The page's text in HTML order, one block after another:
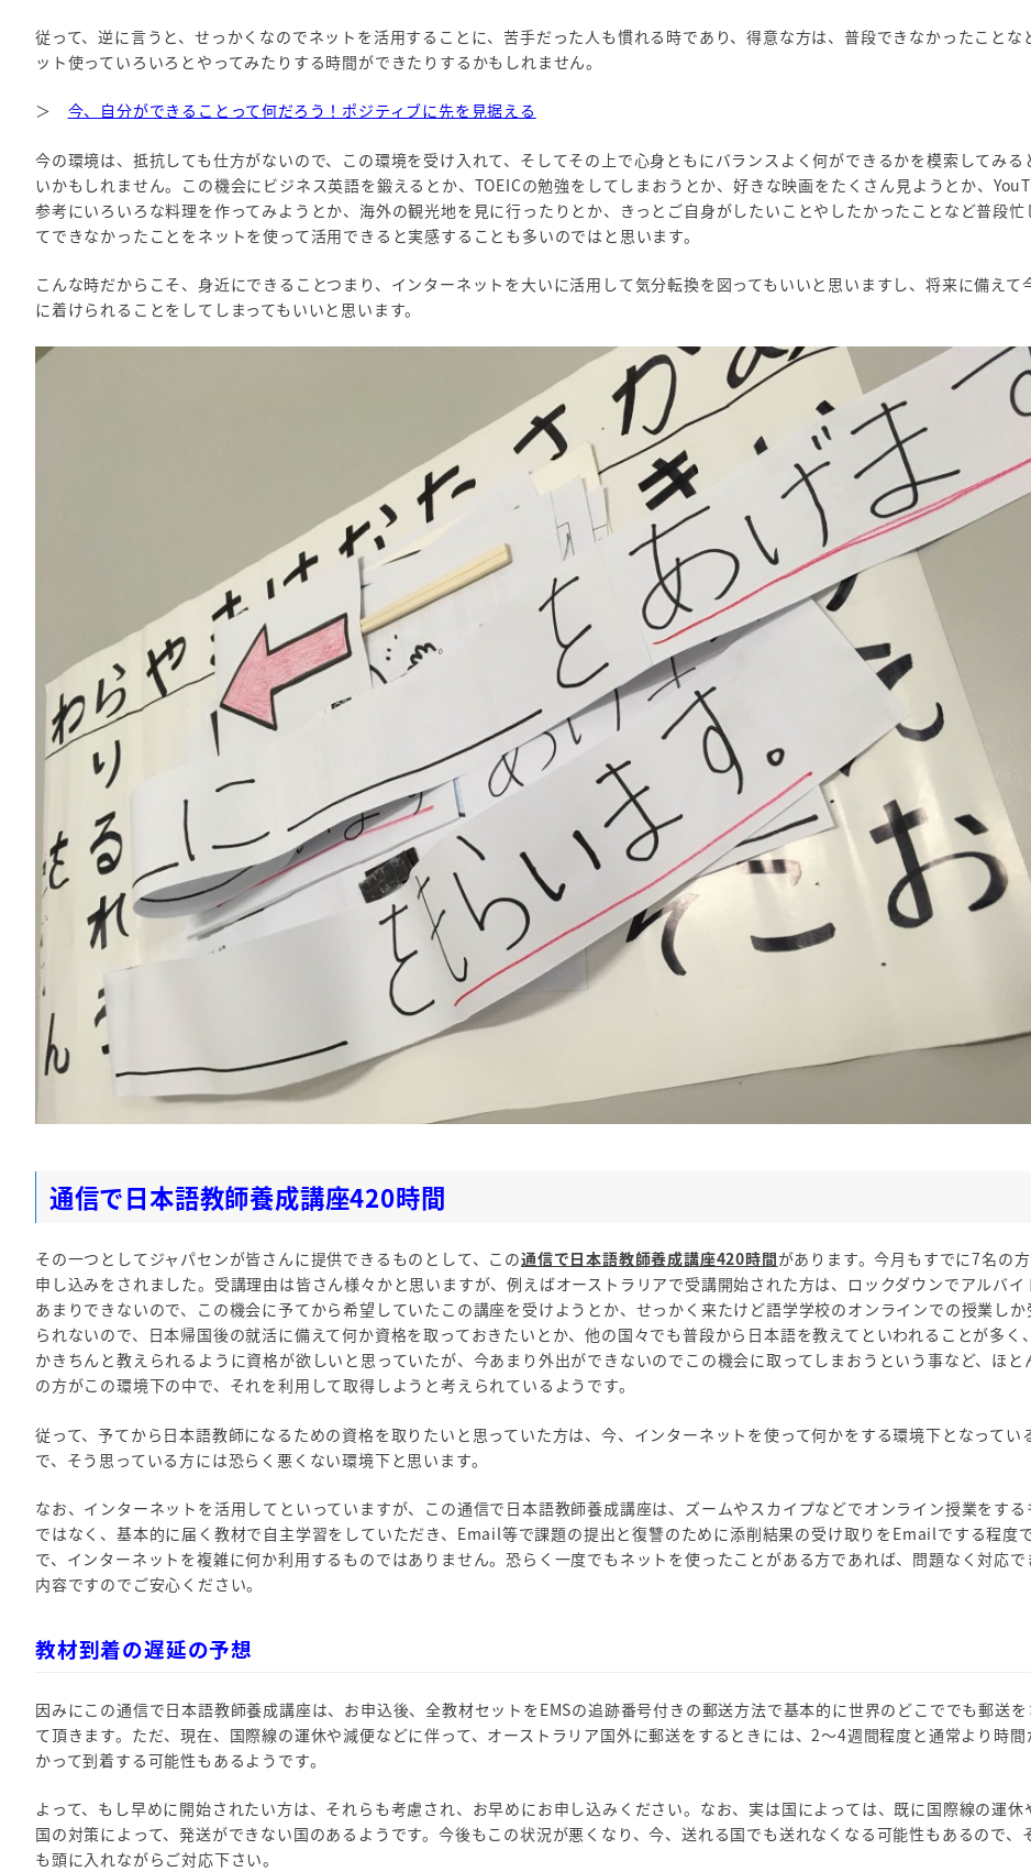
従って、逆に言うと、せっかくなのでネットを活用することに、苦手だった人も慣れる時であり、得意な方は、普段できなかったことな
ット使っていろいろとやってみたりする時間ができたりするかもしれません。
＞ 今、自分ができることって何だろう！ポジティブに先を見据える
今の環境は、抵抗しても仕方がないので、この環境を受け入れて、そしてその上で心身ともにバランスよく何ができるかを模索してみる
いかもしれません。この機会にビジネス英語を鍛えるとか、TOEICの勉強をしてしまおうとか、好きな映画をたくさん見ようとか、
参考にいろいろな料理を作ってみようとか、海外の観光地を見に行ったりとか、きっとご自身がしたいことやしたかったことなど普段忙
てできなかったことをネットを使って活用できると実感することも多いのではと思います。
こんな時だからこそ、身近にできることつまり、インターネットを大いに活用して気分転換を図ってもいいと思いますし、将来に備えて
に着けられることをしてしまってもいいと思います。
通信で日本語教師養成講座420時間
その一つとしてジャパセンが皆さんに提供できるものとして、この通信で日本語教師養成講座420時間があります。今月もすでに7名の
申し込みをされました。受講理由は皆さん様々かと思いますが、例えばオーストラリアで受講開始された方は、ロックダウンでアルバイ
あまりできないので、この機会に予てから希望していたこの講座を受けようとか、せっかく来たけど語学学校のオンラインでの授業しか
られないので、日本帰国後の就活に備えて何か資格を取っておきたいとか、他の国々でも普段から日本語を教えてといわれることが多く
かきちんと教えられるように資格が欲しいと思っていたが、今あまり外出ができないのでこの機会に取ってしまおうという事など、ほと
の方がこの環境下の中で、それを利用して取得しようと考えられているようです。
従って、予てから日本語教師になるための資格を取りたいと思っていた方は、今、インターネットを使って何かをする環境下となってい
で、そう思っている方には恐らく悪くない環境下と思います。
なお、インターネットを活用してといっていますが、この通信で日本語教師養成講座は、ズームやスカイプなどでオンライン授業をする
ではなく、基本的に届く教材で自主学習をしていただき、Email等で課題の提出と復讐のために添削結果の受け取りをEmailでする程度
で、インターネットを複雑に何か利用するものではありません。恐らく一度でもネットを使ったことがある方であれば、問題なく対応で
内容ですのでご安心ください。
教材到着の遅延の予想
因みにこの通信で日本語教師養成講座は、お申込後、全教材セットをEMSの追跡番号付きの郵送方法で基本的に世界のどこででも郵送を
て頂きます。ただ、現在、国際線の運休や減便などに伴って、オーストラリア国外に郵送をするときには、2～4週間程度と通常より時間
かって到着する可能性もあるようです。
よって、もし早めに開始されたい方は、それらも考慮され、お早めにお申し込みください。なお、実は国によっては、既に国際線の運休
国の対策によって、発送ができない国のあるようです。今後もこの状況が悪くなり、今、送れる国でも送れなくなる可能性もあるので、
も頭に入れながらご対応下さい。